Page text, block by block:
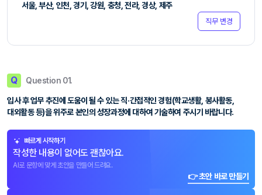
서울, 부산, 인천, 경기, 강원, 충청, 전라, 경상, 제주
직무 변경
Q Question 01.
입사 후 업무 추진에 도움이 될 수 있는 직·간접적인 경험(학교생활, 봉사활동,
대외활동 등)을 위주로 본인의 성장과정에 대하여 기술하여 주시기 바랍니다.
빠르게 시작하기
작성한 내용이 없어도 괜찮아요.
AI로 문항에 맞게 초안을 만들어 드려요.
👉 초안 바로 만들기